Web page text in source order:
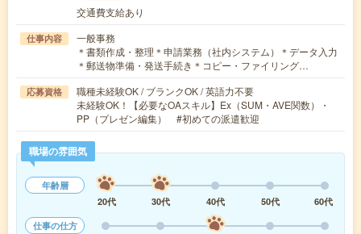
交通費支給あり
仕事内容
一般事務
＊書類作成・整理＊申請業務（社内システム）＊データ入力
＊郵送物準備・発送手続き＊コピー・ファイリング…
応募資格
職種未経験OK / ブランクOK / 英語力不要
未経験OK！【必要なOAスキル】Ex（SUM・AVE関数）・
PP（プレゼン編集） #初めての派遣歓迎
職場の雰囲気
年齢層
20代
30代 40代 50代
60代
仕事の仕方